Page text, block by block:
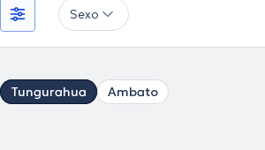
Sexo
Tungurahua Ambato